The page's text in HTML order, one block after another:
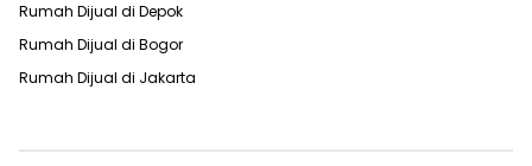
Rumah Dijual di Depok
Rumah Dijual di Bogor
Rumah Dijual di Jakarta